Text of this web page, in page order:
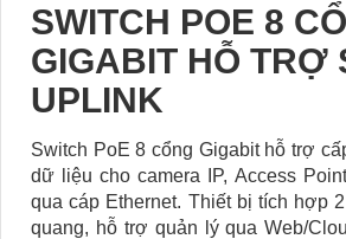
SWITCH POE 8
GIGABIT HỖ TRỢ
UPLINK
Switch PoE 8 cổng Gigabit hỗ trợ
dữ liệu cho camera IP, Access
qua cáp Ethernet. Thiết bị tích hợp
quang, hỗ trợ quản lý qua Web/